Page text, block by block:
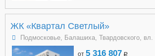
ЖК «Квартал Светлый»
Подмосковье, Балашиха, Твардовского, вл.
от 5 316 807 a